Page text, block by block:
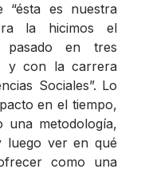
“ésta es nuestra
la hicimos el
pasado en tres
y con la carrera
Sociales”. Lo
en el tiempo,
una metodología,
luego ver en qué
como una